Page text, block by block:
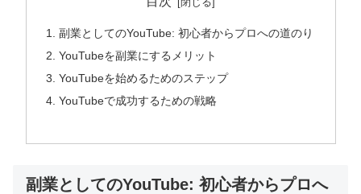
副業としてのYouTube: 初心者からプロへの道のり
YouTubeを副業にするメリット
YouTubeを始めるためのステップ
YouTubeで成功するための戦略
副業としてのYouTube: 初心者からプロへ